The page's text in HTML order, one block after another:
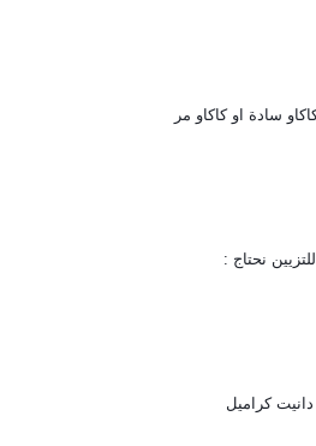
للتزيين نحتاج :
دانيت كراميل